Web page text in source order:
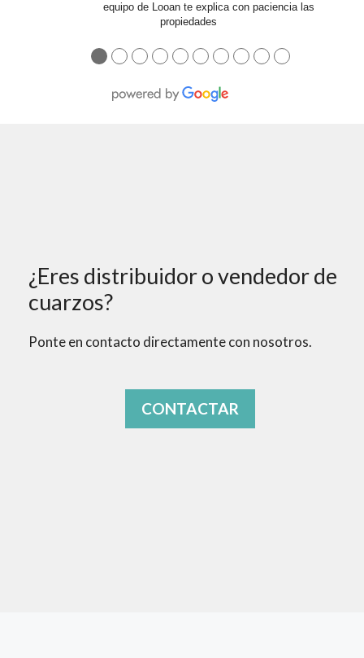
equipo de Looan te explica con paciencia las
propiedades
●●●●●●●●●●
¿Eres distribuidor o vendedor de
cuarzos?
Ponte en contacto directamente con nosotros.
CONTACTAR